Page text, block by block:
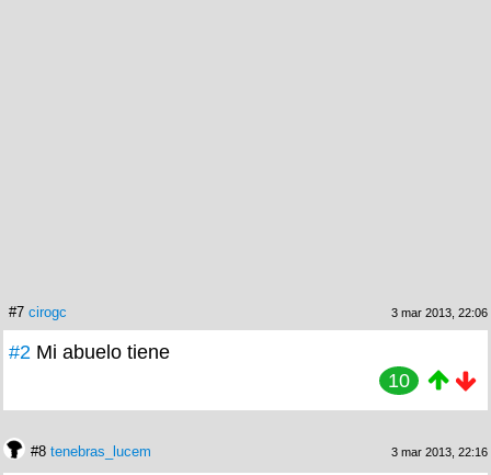
#7 cirogc 3 mar 2013, 22:06
#2 Mi abuelo tiene
10
#8 tenebras_lucem 3 mar 2013, 22:16